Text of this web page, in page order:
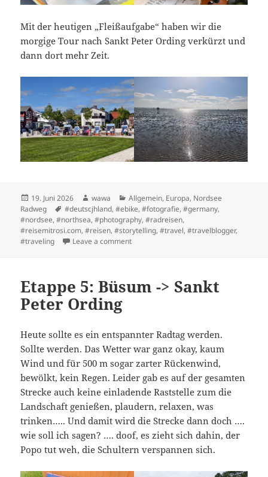
Mit der heutigen „Fleißaufgabe“ haben wir die
morgige Tour nach Sankt Peter Ording verkürzt und
dann dort mehr Zeit.
Posted
on
19. Juni 2026 Author
wawa Categories
Allgemein, Europa, Nordsee
Radweg
Tags
#deutscjhland,#ebike,#fotografie,#germany,
#nordsee,#northsea,#photography,#radreisen,
#reisemitrosi.com,#reisen,#storytelling,#travel,#travelblogger,
#traveling
Leave a commenton Etappe 4: Brunsbüttel -> Büsum
Etappe 5: Büsum -> Sankt
Peter Ording
Heute sollte es ein entspannter Radtag werden.
Sollte werden. Das Wetter war ganz okay, kaum
Wind und für 500 m sogar zarter Rückenwind,
bewölkt, kein Regen. Leider gab es auf der gesamten
Strecke auch keine einladende Raststelle zum die
Landschaft genießen, plaudern, relaxen, was
trinken….. Und damit wird die Strecke dann doch ….
wie soll ich sagen? …. doof, es zieht sich dahin, der
Popo tut weh, die Schultern verspannen sich.